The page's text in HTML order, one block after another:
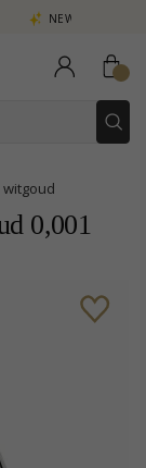
COLLECTION | AURA
witgoud
0,001